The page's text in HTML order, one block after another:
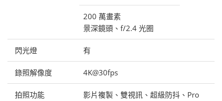
200 萬畫素
景深鏡頭、f/2.4 光圈
閃光燈 有
錄照解像度 4K@30fps
拍照功能
影片複製、雙視訊、超級防抖、Pro